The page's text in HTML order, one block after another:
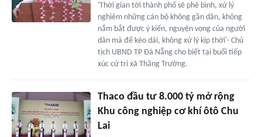
'Thời gian tới thành phố sẽ phê bình, xử lý
nghiêm những cán bộ không gần dân, không
nắm bắt được ý kiến, nguyện vọng của người
dân mà để kéo dài, không xử lý kịp thời'- Chủ
tịch UBND TP Đà Nẵng cho biết tại buổi tiếp
xúc cử tri xã Thăng Trường.
Thaco đầu tư 8.000 tỷ mở rộng
Khu công nghiệp cơ khí ôtô Chu
Lai